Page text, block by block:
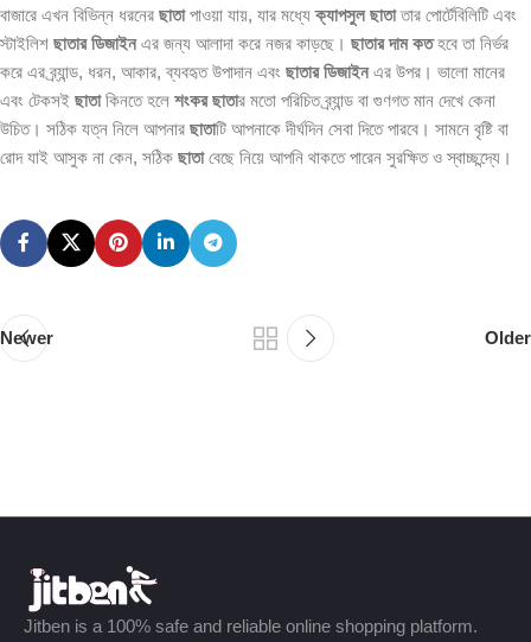
বাজারে এখন বিভিন্ন ধরনের ছাতাপাওয়া যায়, যার মধ্যেক্যাপসুল ছাতাতার পোর্টেবিলিটি এবং
স্টাইলিশ ছাতার ডিজাইনএর জন্য আলাদা করে নজর কাড়ছে। ছাতার দাম কতহবে তা নির্ভর
করে এর ব্র্যান্ড, ধরন, আকার, ব্যবহৃত উপাদান এবং ছাতার ডিজাইনএর উপর। ভালো মানের
এবং টেকসই ছাতাকিনতে হলে শংকর ছাতার মতো পরিচিত ব্র্যান্ড বা গুণগত মান দেখে কেনা
উচিত। সঠিক যত্ন নিলে আপনার ছাতাটি আপনাকে দীর্ঘদিন সেবা দিতে পারবে। সামনে বৃষ্টি বা
রোদ যাই আসুক না কেন, সঠিক ছাতাবেছে নিয়ে আপনি থাকতে পারেন সুরক্ষিত ও স্বাচ্ছন্দ্যে।
Newer Older
Jitben is a 100% safe and reliable online shopping platform.